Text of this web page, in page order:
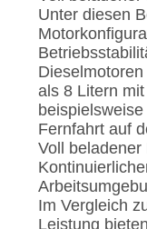
Unter diesen
als 8 Litern
Fernfahrt auf
Voll
Im Vergleich
Leistung